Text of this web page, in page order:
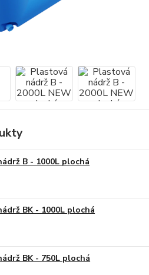
B - 1000L plochá
BK - 1000L plochá
BK - 750L plochá